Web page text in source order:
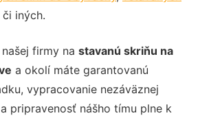
či iných.
firmy na stavanú skriňu na
a okolí máte garantovanú
vypracovanie nezáväznej
pripravenosť nášho tímu plne k